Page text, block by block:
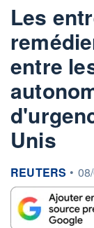
Les
entre
Unis
information
REUTERS •